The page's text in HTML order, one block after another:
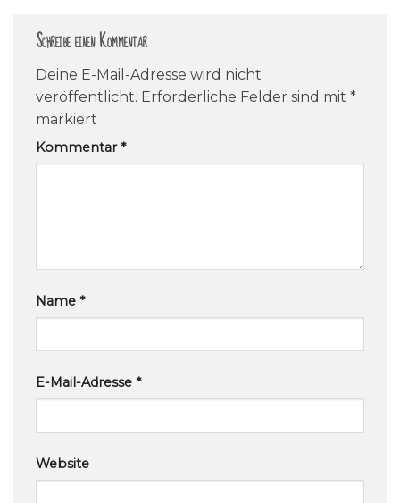
Schreibe einen Kommentar
Deine E-Mail-Adresse wird nicht
veröffentlicht. Erforderliche Felder sind mit *
markiert
Kommentar*
Name *
E-Mail-Adresse *
Website